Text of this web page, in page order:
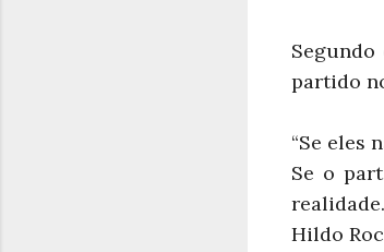
partido
“Se eles
Se o
Hildo